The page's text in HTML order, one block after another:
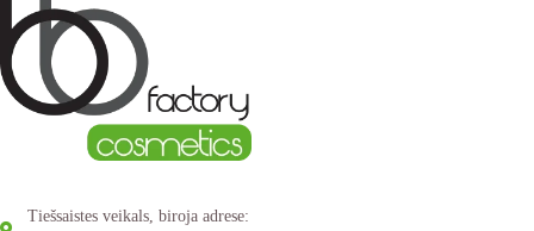
Tiešsaistes veikals, biroja adrese: